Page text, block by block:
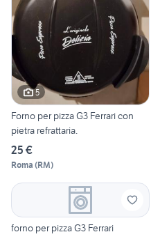
5
Forno per pizza G3 Ferrari con
pietra refrattaria.
25 €
Roma (RM)
forno per pizza G3 Ferrari